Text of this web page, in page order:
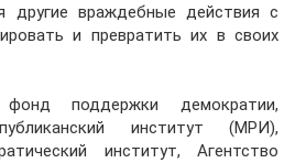
другие враждебные действия с
и превратить их в своих
поддержки демократии,
институт (МРИ),
институт, Агентство